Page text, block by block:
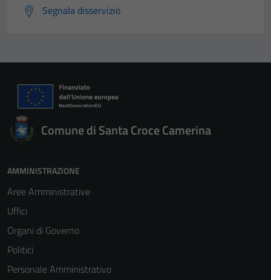
Segnala disservizio
Comune di Santa Croce Camerina
AMMINISTRAZIONE
Aree Amministrative
Uffici
Organi di Governo
Politici
Personale Amministrativo